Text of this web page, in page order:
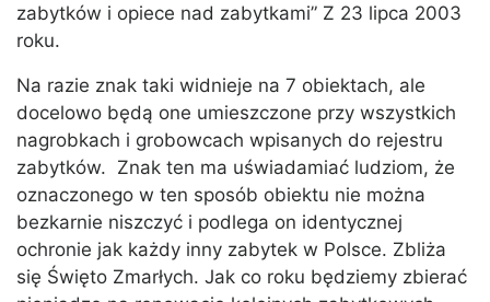
zabytków i opiece nad zabytkami” Z 23 lipca 2003
roku.
Na razie znak taki widnieje na 7 obiektach, ale
docelowo będą one umieszczone przy wszystkich
nagrobkach i grobowcach wpisanych do rejestru
zabytków. Znak ten ma uświadamiać ludziom, że
oznaczonego w ten sposób obiektu nie można
bezkarnie niszczyć i podlega on identycznej
ochronie jak każdy inny zabytek w Polsce. Zbliża
się Święto Zmarłych. Jak co roku będziemy zbierać